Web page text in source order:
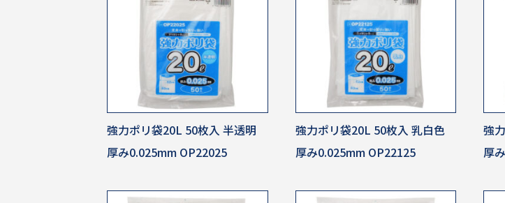
強力ポリ袋20L 50枚入 半透明
厚み0.025mm OP22025
強力ポリ袋20L 50枚入 乳白色
厚み0.025mm OP22125
強
厚